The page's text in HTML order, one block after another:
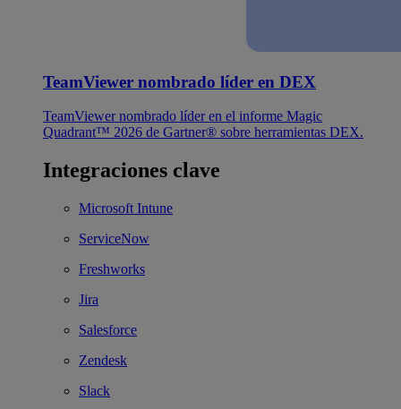
TeamViewer nombrado líder en DEX
TeamViewer nombrado líder en el informe Magic
Quadrant™ 2026 de Gartner® sobre herramientas DEX.
Integraciones clave
Microsoft Intune
ServiceNow
Freshworks
Jira
Salesforce
Zendesk
Slack